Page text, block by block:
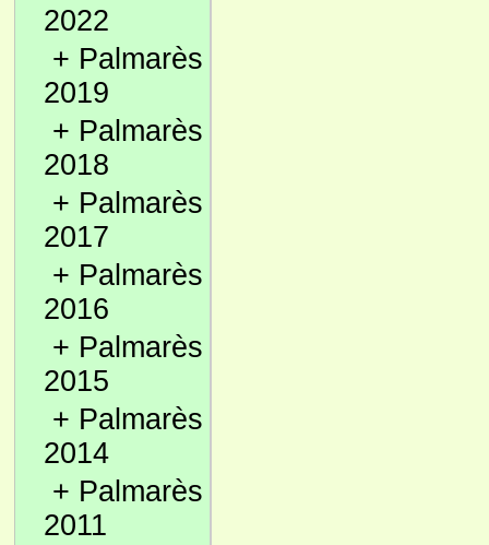
2022
+ Palmarès
2019
+ Palmarès
2018
+ Palmarès
2017
+ Palmarès
2016
+ Palmarès
2015
+ Palmarès
2014
+ Palmarès
2011